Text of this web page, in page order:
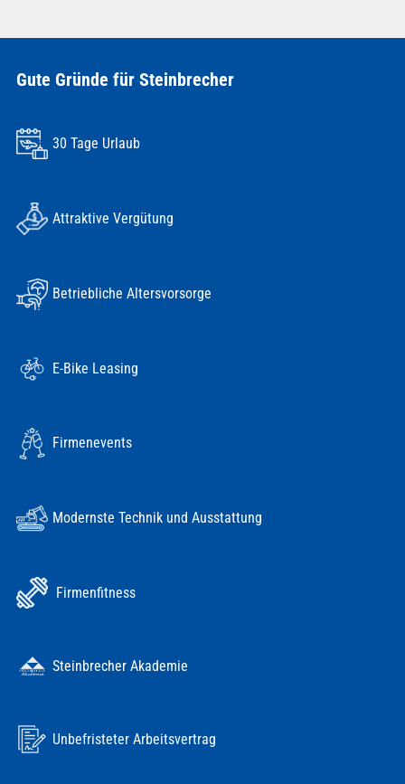
Gute Gründe für Steinbrecher
30 Tage Urlaub
Attraktive Vergütung
Betriebliche Altersvorsorge
E-Bike Leasing
Firmenevents
Modernste Technik und Ausstattung
Firmenfitness
Steinbrecher Akademie
Unbefristeter Arbeitsvertrag